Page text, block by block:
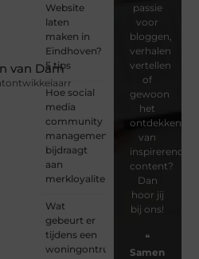
van Dam
Website
laten
maken in
Eindhoven?
5 tips
Hoe social
media
community
management
bijdraagt
aan
merkloyaliteit
Wat
gebeurt er
tijdens een
woningontruiming?
passie
voor
bloggen,
verhalen
vertellen
of
gewoon
het
ontdekken
van
inspirerende
content?
Dan
hoor jij
bij ons!
❝
Samen